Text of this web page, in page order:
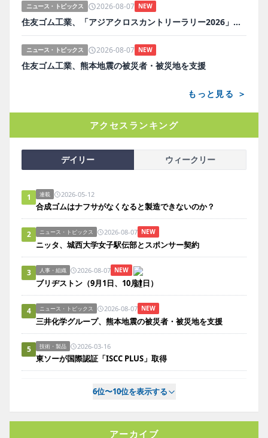
ニュース・トピックス 2026-08-07 NEW
住友ゴム工業、「アジアクロスカントリーラリー2026」に参戦する4台をサポート
ニュース・トピックス 2026-08-07 NEW
住友ゴム工業、熊本地震の被災者・被災地を支援
もっと見る ＞
アクセスランキング
デイリー ウィークリー
1 連載 2026-05-12
合成ゴムはナフサがなくなると製造できないのか？
2 ニュース・トピックス 2026-08-07 NEW
ニッタ、城西大学女子駅伝部とスポンサー契約
3 人事・組織 2026-08-07 NEW
ブリヂストン（9月1日、10月1日）
4 ニュース・トピックス 2026-08-07 NEW
三井化学グループ、熊本地震の被災者・被災地を支援
5 技術・製品 2026-03-16
東ソーが国際認証「ISCC PLUS」取得
6位〜10位を表示する
アーカイブ